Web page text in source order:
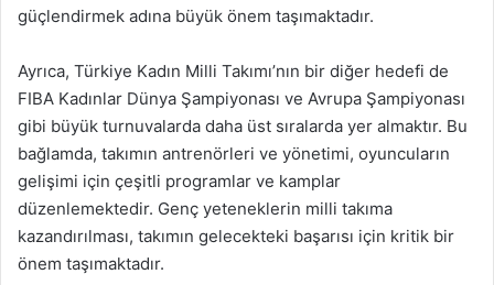
güçlendirmek adına büyük önem taşımaktadır.
Ayrıca, Türkiye Kadın Milli Takımı’nın bir diğer hedefi de
FIBA Kadınlar Dünya Şampiyonası ve Avrupa Şampiyonası
gibi büyük turnuvalarda daha üst sıralarda yer almaktır. Bu
bağlamda, takımın antrenörleri ve yönetimi, oyuncuların
gelişimi için çeşitli programlar ve kamplar
düzenlemektedir. Genç yeteneklerin milli takıma
kazandırılması, takımın gelecekteki başarısı için kritik bir
önem taşımaktadır.